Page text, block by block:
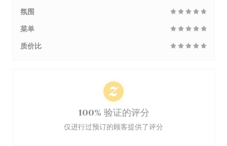
氛围
菜单
质价比
100% 验证的评分
仅进行过预订的顾客提供了评分